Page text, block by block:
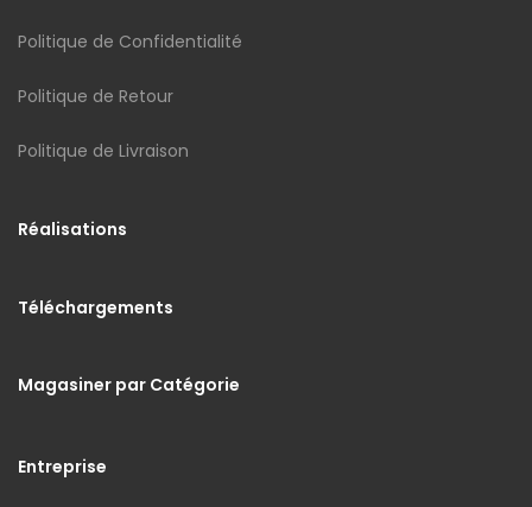
Politique de Confidentialité
Politique de Retour
Politique de Livraison
Réalisations
Téléchargements
Magasiner par Catégorie
Entreprise